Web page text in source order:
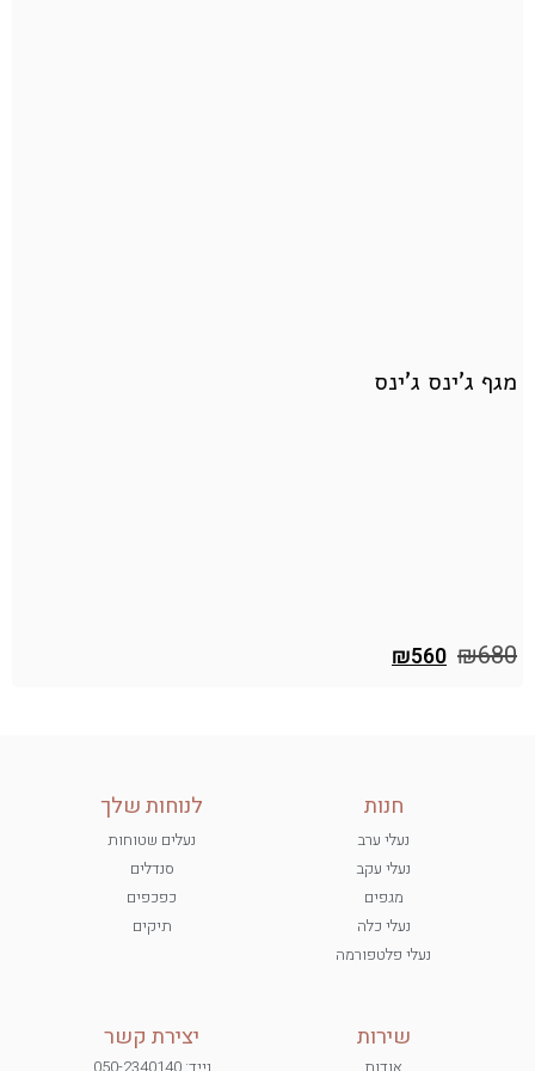
מגף ג'ינס ג'ינס
₪680
₪560
חנות
נעלי ערב
נעלי עקב
מגפים
נעלי כלה
נעלי פלטפורמה
לנוחות שלך
נעלים שטוחות
סנדלים
כפכפים
תיקים
שירות יצירת קשר